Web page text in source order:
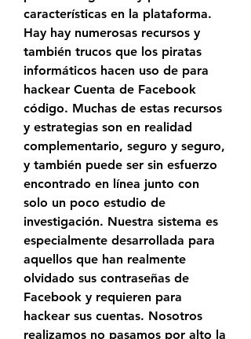
características en la plataforma.
Hay hay numerosas recursos y
también trucos que los piratas
informáticos hacen uso de para
hackear Cuenta de Facebook
código. Muchas de estas recursos
y estrategias son en realidad
complementario, seguro y seguro,
y también puede ser sin esfuerzo
encontrado en línea junto con
solo un poco estudio de
investigación. Nuestra sistema es
especialmente desarrollada para
aquellos que han realmente
olvidado sus contraseñas de
Facebook y requieren para
hackear sus cuentas. Nosotros
realizamos no pasamos por alto la